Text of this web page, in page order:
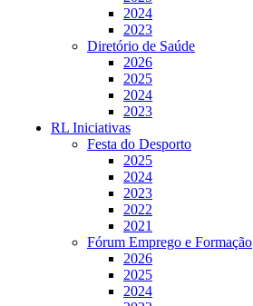
2024
2023
Diretório de Saúde
2026
2025
2024
2023
RL Iniciativas
Festa do Desporto
2025
2024
2023
2022
2021
Fórum Emprego e Formação
2026
2025
2024